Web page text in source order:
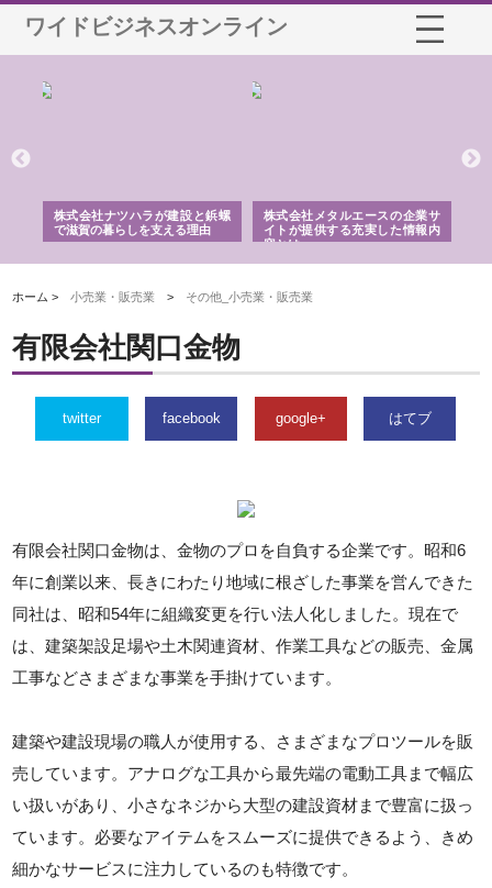
ワイドビジネスオンライン
株式会社ナツハラが建設と鋲螺
で滋賀の暮らしを支える理由
株式会社メタルエースの企業サ
イトが提供する充実した情報内
容とは
ホーム >小売業・販売業 > その他_小売業・販売業
有限会社関口金物
twitter facebook google+ はてブ
有限会社関口金物は、金物のプロを自負する企業です。昭和6
年に創業以来、長きにわたり地域に根ざした事業を営んできた
同社は、昭和54年に組織変更を行い法人化しました。現在で
は、建築架設足場や土木関連資材、作業工具などの販売、金属
工事などさまざまな事業を手掛けています。
建築や建設現場の職人が使用する、さまざまなプロツールを販
売しています。アナログな工具から最先端の電動工具まで幅広
い扱いがあり、小さなネジから大型の建設資材まで豊富に扱っ
ています。必要なアイテムをスムーズに提供できるよう、きめ
細かなサービスに注力しているのも特徴です。